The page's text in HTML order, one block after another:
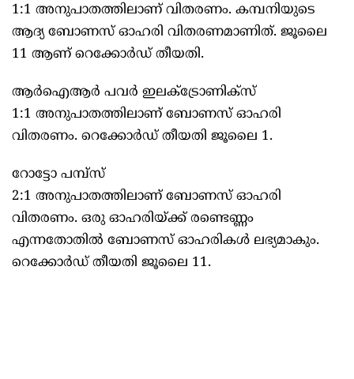
1:1 അനുപാതത്തിലാണ് വിതരണം. കമ്പനിയുടെ
ആദ്യ ബോണസ് ഓഹരി വിതരണമാണിത്. ജൂലൈ
11 ആണ് റെക്കോര്‍ഡ് തീയതി.
ആര്‍ഐആര്‍ പവര്‍ ഇലക്ട്രോണിക്‌സ്
1:1 അനുപാതത്തിലാണ് ബോണസ് ഓഹരി
വിതരണം. റെക്കോര്‍ഡ് തീയതി ജൂലൈ 1.
റോട്ടോ പമ്പ്‌സ്
2:1 അനുപാതത്തിലാണ് ബോണസ് ഓഹരി
വിതരണം. ഒരു ഓഹരിയ്ക്ക് രണ്ടെണ്ണം
എന്നതോതില്‍ ബോണസ് ഓഹരികള്‍ ലഭ്യമാകും.
റെക്കോര്‍ഡ് തീയതി ജൂലൈ 11.